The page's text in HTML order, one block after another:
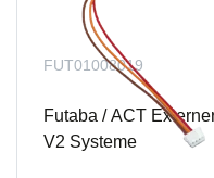
FUT01008019
Futaba / ACT
V2 Systeme